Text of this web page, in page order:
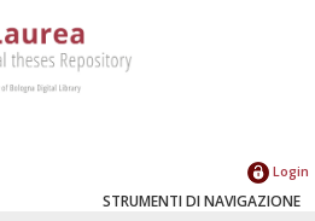
Login
STRUMENTI DI NAVIGAZIONE